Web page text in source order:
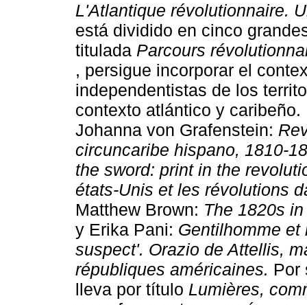
L'Atlantique révolutionnaire.
está dividido en cinco
titulada Parcours
, persigue incorporar el
independentistas de los
contexto atlántico y
Johanna von Grafenstein:
circuncaribe hispano, 1810-
the sword: print in the
états-Unis et les révolutions
Matthew Brown: The 1820s
y Erika Pani: Gentilhomme
suspect'. Orazio de Attellis,
républiques américaines. Por
lleva por título Lumières,